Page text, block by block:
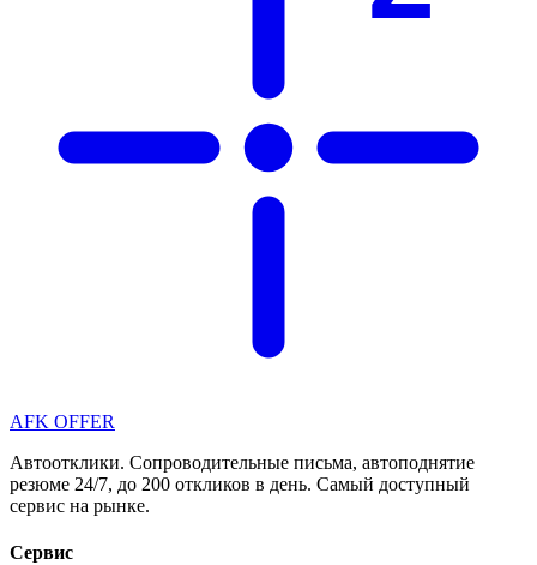
AFK OFFER
Автоотклики. Сопроводительные письма, автоподнятие
резюме 24/7, до 200 откликов в день. Самый доступный
сервис на рынке.
Сервис